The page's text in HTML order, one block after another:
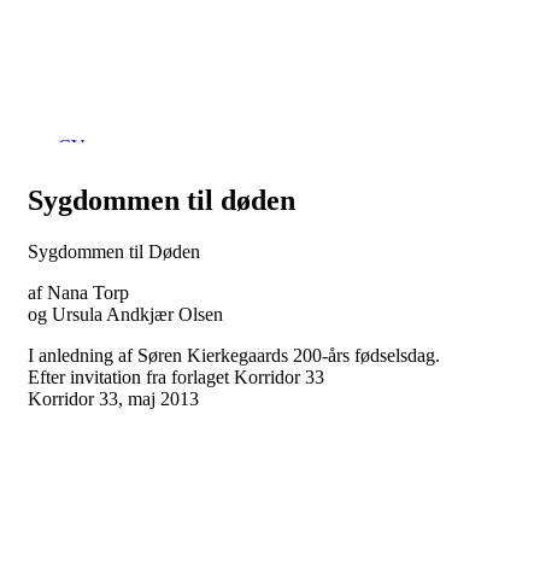
CV
Mit ansigt indadtil/udadtil
Kontakt og kalender
Sygdommen til døden
Sygdommen til Døden
af Nana Torp
og Ursula Andkjær Olsen
I anledning af Søren Kierkegaards 200-års fødselsdag.
Efter invitation fra forlaget Korridor 33
Korridor 33, maj 2013